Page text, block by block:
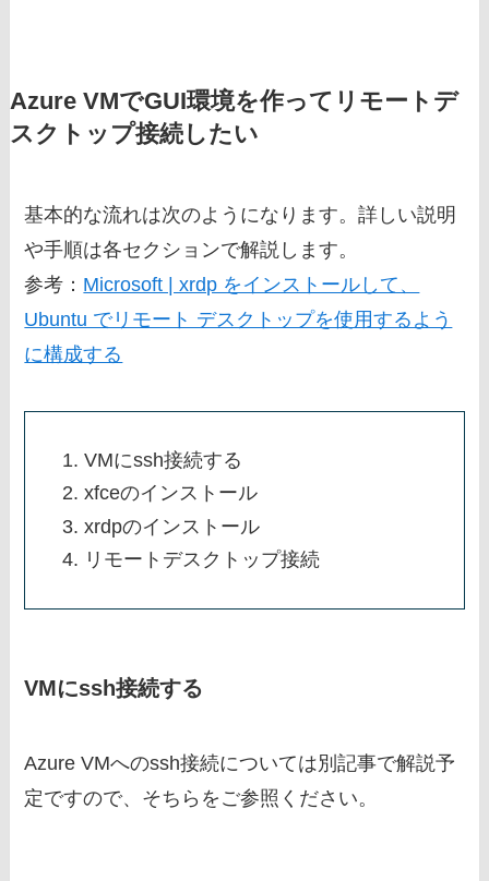
Azure VMでGUI環境を作ってリモートデ
スクトップ接続したい
基本的な流れは次のようになります。詳しい説明
や手順は各セクションで解説します。
参考： Microsoft | xrdp をインストールして、
Ubuntu でリモート デスクトップを使用するよう
に構成する
VMにssh接続する
xfceのインストール
xrdpのインストール
リモートデスクトップ接続
VMにssh接続する
Azure VMへのssh接続については別記事で解説予
定ですので、そちらをご参照ください。